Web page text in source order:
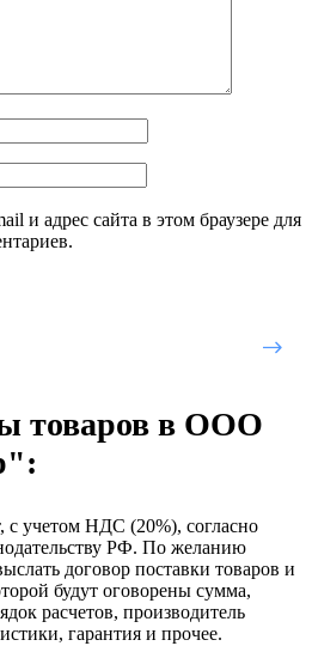
и адрес сайта в этом браузере для
товаров в ООО
с учетом НДС (20%), согласно
РФ. По желанию
договор поставки товаров и
будут оговорены сумма,
расчетов, производитель
гарантия и прочее.